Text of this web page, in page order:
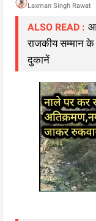
Laxman Singh Rawat
ALSO READ :
राजकीय सम्मान के
दुकानें